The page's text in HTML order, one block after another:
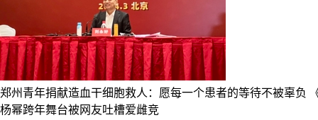
郑州青年捐献造血干细胞救人：愿每一个患者的等待不被辜负
杨幂跨年舞台被网友吐槽爱雌竞